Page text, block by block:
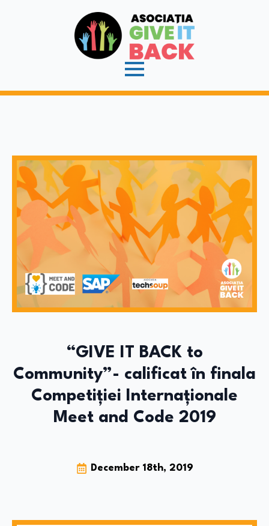
“GIVE IT BACK to
Community”- calificat în finala
Competiției Internaționale
Meet and Code 2019
December 18th, 2019